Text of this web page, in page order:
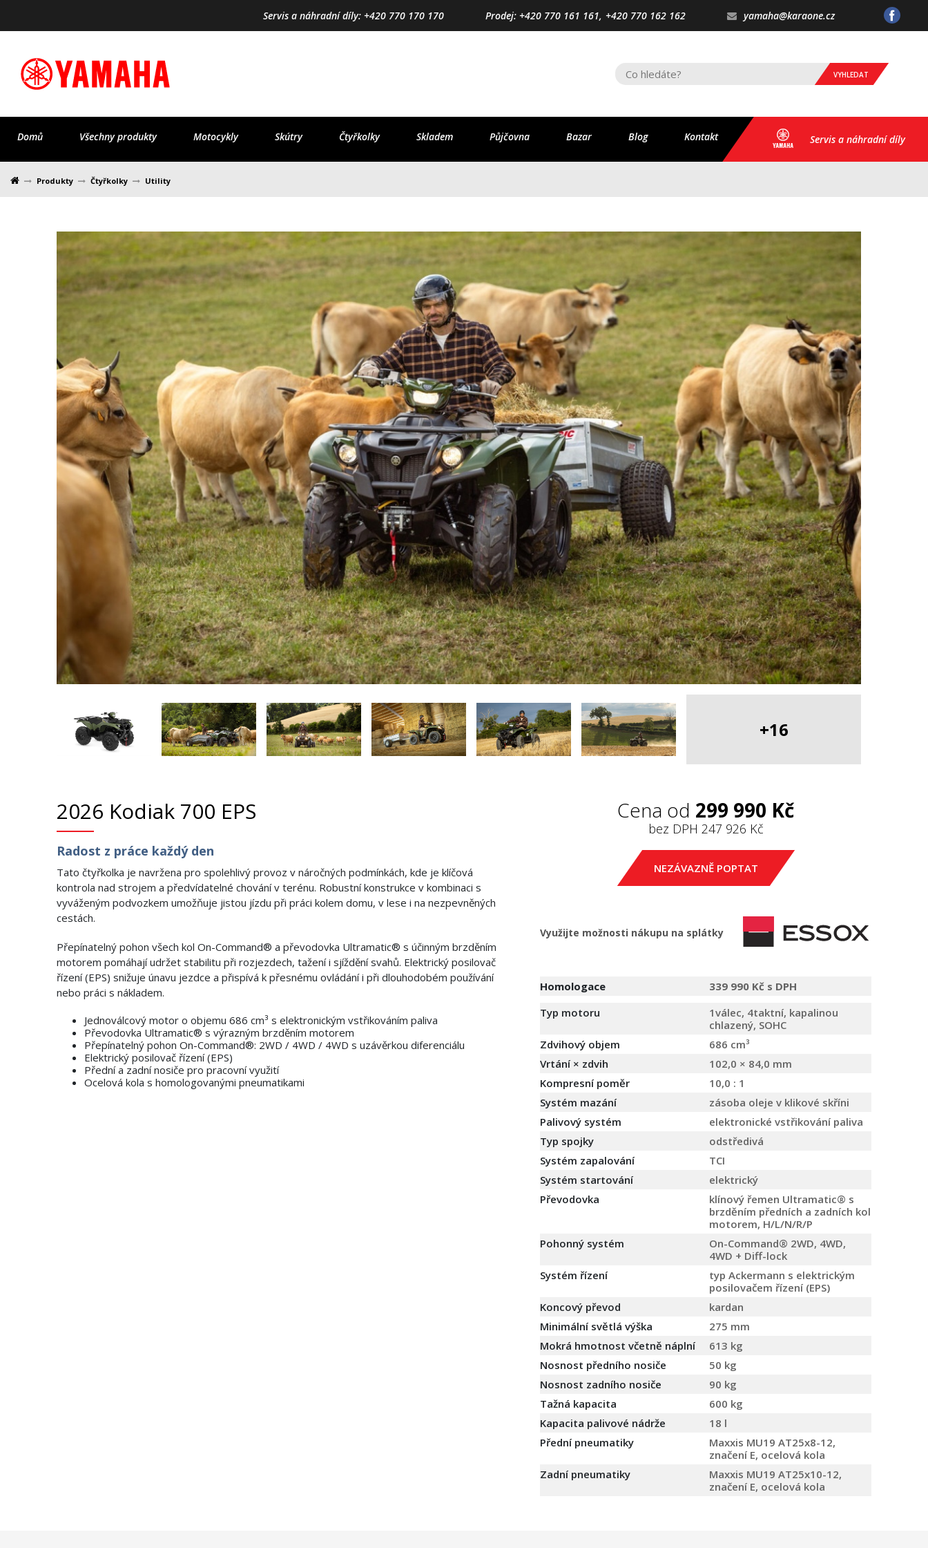
Servis a náhradní díly: +420 770 170 170 Prodej: +420 770 161 161, +420 770 162 162 yamaha@karaone.cz
VYHLEDAT
Domů Všechny produkty Motocykly Skútry Čtyřkolky Skladem Půjčovna Bazar Blog Kontakt Servis a náhradní díly
Produkty Čtyřkolky Utility
+16
2026 Kodiak 700 EPS
Radost z práce každý den
Tato čtyřkolka je navržena pro spolehlivý provoz v náročných podmínkách, kde je klíčová
kontrola nad strojem a předvídatelné chování v terénu. Robustní konstrukce v kombinaci s
vyváženým podvozkem umožňuje jistou jízdu při práci kolem domu, v lese i na nezpevněných
cestách.
Přepínatelný pohon všech kol On-Command® a převodovka Ultramatic® s účinným brzděním
motorem pomáhají udržet stabilitu při rozjezdech, tažení i sjíždění svahů. Elektrický posilovač
řízení (EPS) snižuje únavu jezdce a přispívá k přesnému ovládání i při dlouhodobém používání
nebo práci s nákladem.
Jednoválcový motor o objemu 686 cm³ s elektronickým vstřikováním paliva
Převodovka Ultramatic® s výrazným brzděním motorem
Přepínatelný pohon On-Command®: 2WD / 4WD / 4WD s uzávěrkou diferenciálu
Elektrický posilovač řízení (EPS)
Přední a zadní nosiče pro pracovní využití
Ocelová kola s homologovanými pneumatikami
Cena od 299 990 Kč
bez DPH 247 926 Kč
NEZÁVAZNĚ POPTAT
Využijte možnosti nákupu na splátky
Homologace
339 990 Kč s DPH
Typ motoru
1válec, 4taktní, kapalinou
chlazený, SOHC
Zdvihový objem
686 cm³
Vrtání × zdvih
102,0 × 84,0 mm
Kompresní poměr
10,0 : 1
Systém mazání
zásoba oleje v klikové skříni
Palivový systém
elektronické vstřikování paliva
Typ spojky
odstředivá
Systém zapalování
TCI
Systém startování
elektrický
Převodovka
klínový řemen Ultramatic® s
brzděním předních a zadních kol
motorem, H/L/N/R/P
Pohonný systém
On-Command® 2WD, 4WD,
4WD + Diff-lock
Systém řízení
typ Ackermann s elektrickým
posilovačem řízení (EPS)
Koncový převod
kardan
Minimální světlá výška
275 mm
Mokrá hmotnost včetně náplní
613 kg
Nosnost předního nosiče
50 kg
Nosnost zadního nosiče
90 kg
Tažná kapacita
600 kg
Kapacita palivové nádrže
18 l
Přední pneumatiky
Maxxis MU19 AT25x8-12,
značení E, ocelová kola
Zadní pneumatiky
Maxxis MU19 AT25x10-12,
značení E, ocelová kola